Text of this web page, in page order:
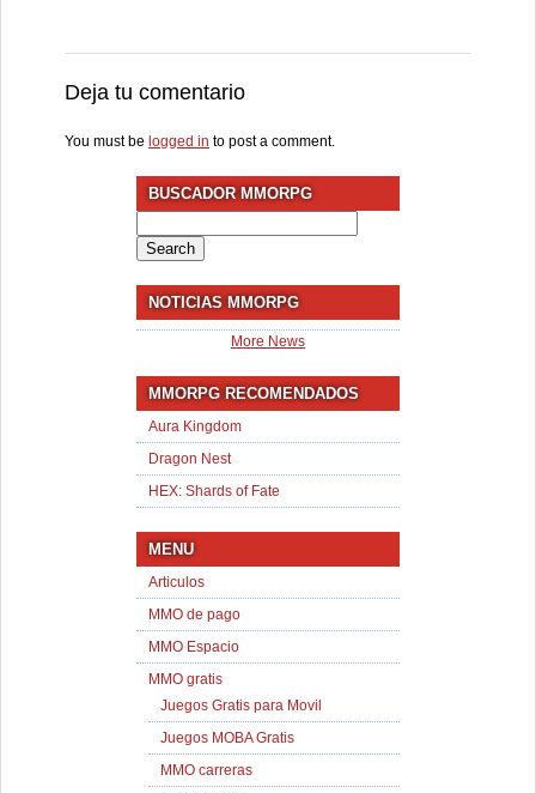
Deja tu comentario
You must be logged in to post a comment.
BUSCADOR MMORPG
for:
NOTICIAS MMORPG
More News
MMORPG RECOMENDADOS
Aura Kingdom
Dragon Nest
HEX: Shards of Fate
MENU
Articulos
MMO de pago
MMO Espacio
MMO gratis
Juegos Gratis para Movil
Juegos MOBA Gratis
MMO carreras